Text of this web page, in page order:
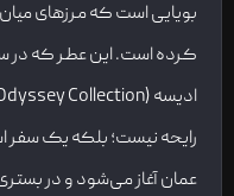
بویایی است که مرزهای میان
رایحه نیست؛ بلکه یک سفر
عمان آغاز می‌شود و در